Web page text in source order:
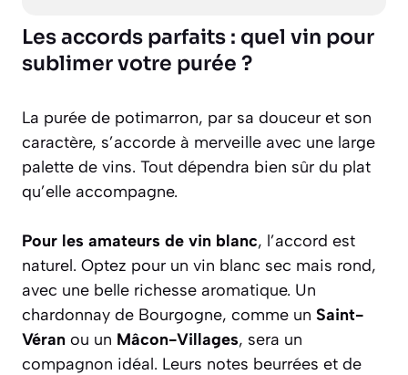
Les accords parfaits : quel vin pour
sublimer votre purée ?
La purée de potimarron, par sa douceur et son
caractère, s’accorde à merveille avec une large
palette de vins. Tout dépendra bien sûr du plat
qu’elle accompagne.
Pour les amateurs de vin blanc, l’accord est
naturel. Optez pour un vin blanc sec mais rond,
avec une belle richesse aromatique. Un
chardonnay de Bourgogne, comme un Saint-
Véran ou un Mâcon-Villages, sera un
compagnon idéal. Leurs notes beurrées et de